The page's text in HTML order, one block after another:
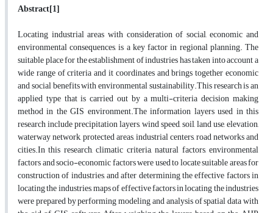
Abstract[1]
Locating industrial areas with consideration of social, economic and
environmental consequences, is a key factor in regional planning. The
suitable place for the establishment of industries has taken into account a
wide range of criteria and it coordinates and brings together economic
and social benefits with environmental sustainability.This research is an
applied type that is carried out by a multi-criteria decision making
method in the GIS environment.The information layers used in this
research include precipitation layers, wind speed, soil, land use, elevation,
waterway network, protected areas, industrial centers, road networks and
cities.In this research, climatic criteria, natural factors, environmental
factors and socio-economic factors were used to locate suitable areas for
construction of industries, and after determining the effective factors in
locating the industries, maps of effective factors in locating the industries
were prepared by performing modeling and analysis of spatial data with